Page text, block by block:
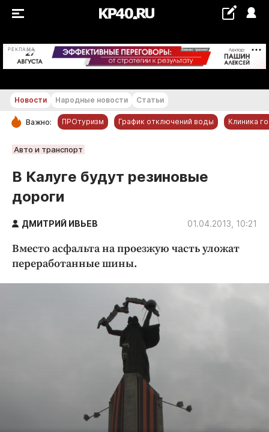
РЕКЛАМА +22...+23 °С
РУБРИКИ
Новости компаний
Статьи
Народные новости
Благоустройство
Недвижимость и ЖКХ
Образование
Происшествия
Новости Народные новости Статьи
Важно: ПРОтуризм График отключений воды Клиника
Авто и транспорт
В Калуге будут резиновые
дороги
ДМИТРИЙ ИВЬЕВ 01.04.2013, 10:21
Вместо асфальта на проезжую часть уложат
переработанные шины.